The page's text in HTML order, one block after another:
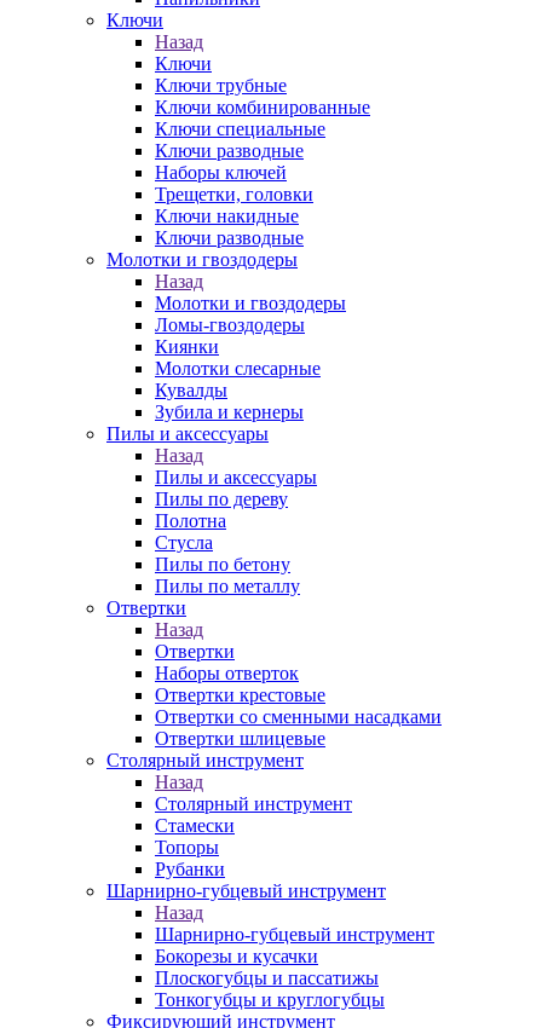
Ключи
Назад
Ключи
Ключи трубные
Ключи комбинированные
Ключи специальные
Ключи разводные
Наборы ключей
Трещетки, головки
Ключи накидные
Ключи разводные
Молотки и гвоздодеры
Назад
Молотки и гвоздодеры
Ломы-гвоздодеры
Киянки
Молотки слесарные
Кувалды
Зубила и кернеры
Пилы и аксессуары
Назад
Пилы и аксессуары
Пилы по дереву
Полотна
Стусла
Пилы по бетону
Пилы по металлу
Отвертки
Назад
Отвертки
Наборы отверток
Отвертки крестовые
Отвертки со сменными насадками
Отвертки шлицевые
Столярный инструмент
Назад
Столярный инструмент
Стамески
Топоры
Рубанки
Шарнирно-губцевый инструмент
Назад
Шарнирно-губцевый инструмент
Бокорезы и кусачки
Плоскогубцы и пассатижы
Тонкогубцы и круглогубцы
Фиксирующий инструмент